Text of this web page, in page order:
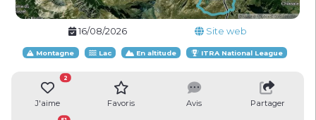
16/08/2026 Site web
Montagne Lac En altitude ITRA National League
J'aime
2
Favoris Avis Partager